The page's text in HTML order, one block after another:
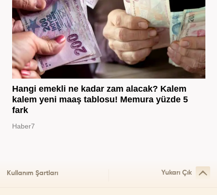
Hangi emekli ne kadar zam alacak? Kalem
kalem yeni maaş tablosu! Memura yüzde 5
fark
Haber7
Kullanım Şartları Yukarı Çık